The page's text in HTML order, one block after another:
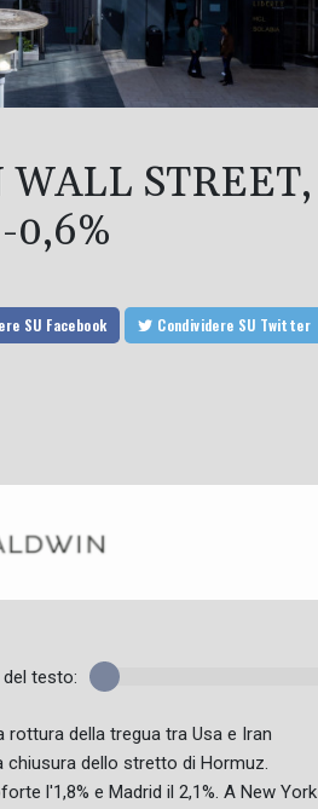
WALL STREET,
0,6%
SU Facebook Condividere SU Twitter
del testo:
della tregua tra Usa e Iran
chiusura dello stretto di Hormuz.
l'1,8% e Madrid il 2,1%. A New York